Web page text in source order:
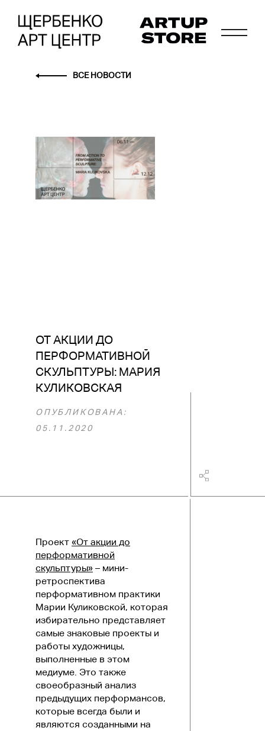
ВСЕ НОВОСТИ
ОТ АКЦИИ ДО
ПЕРФОРМАТИВНОЙ
СКУЛЬПТУРЫ: МАРИЯ
КУЛИКОВСКАЯ
ОПУБЛИКОВАНА:
05.11.2020
Проект «От акции до
перформативной
скульптуры» – мини-
ретроспектива
перформативном практики
Марии Куликовской, которая
избирательно представляет
самые знаковые проекты и
работы художницы,
выполненные в этом
медиуме. Это также
своеобразный анализ
предыдущих перформансов,
которые всегда были и
являются созданными на